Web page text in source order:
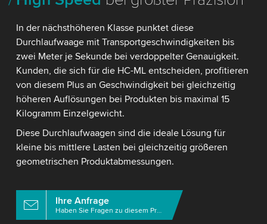
In der nächsthöheren Klasse punktet diese
Durchlaufwaage mit Transportgeschwindigkeiten bis
zwei Meter je Sekunde bei verdoppelter Genauigkeit.
Kunden, die sich für die HC-ML entscheiden, profitieren
von diesem Plus an Geschwindigkeit bei gleichzeitig
höheren Auflösungen bei Produkten bis maximal 15
Kilogramm Einzelgewicht.
Diese Durchlaufwaagen sind die ideale Lösung für
kleine bis mittlere Lasten bei gleichzeitig größeren
geometrischen Produktabmessungen.
Ihre Anfrage
Haben Sie Fragen zu diesem Produkt?